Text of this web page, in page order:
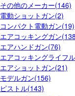
その他のメーカー(146)
電動ショットガン(2)
コンパクト電動ガン(19)
エアコッキングガン
エアハンドガン(76)
エアコッキングライフ
エアショットガン(21)
モデルガン(156)
ピストル(143)